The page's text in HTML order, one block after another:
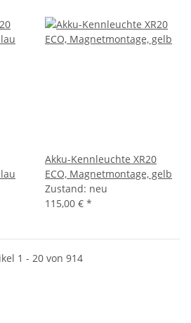
Akku-Kennleuchte XR20
ECO, Magnetmontage, gelb
Zustand: neu
115,00 € *
1 - 20 von 914